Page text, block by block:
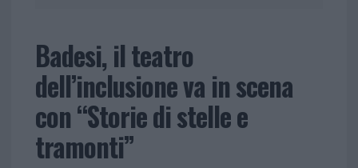
Badesi, il teatro
dell’inclusione va in scena
con “Storie di stelle e
tramonti”